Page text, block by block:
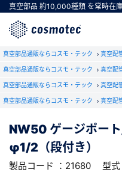
真空部品 約10,000種類 を常時在
真空部品通販ならコスモ・テック 真空配
真空部品通販ならコスモ・テック 真空配
真空部品通販ならコスモ・テック 真空配
真空部品通販ならコスモ・テック 真空配
NW50 ゲージポー
φ1/2（段付き）
製品コード ：21680 型
RoHS2適合報
下記製品のRoHS2適合報
NW50 ゲージポート/
φ1/2（段付き）
会社・学校・研究機関名
会員登録
会員登録をすれば、